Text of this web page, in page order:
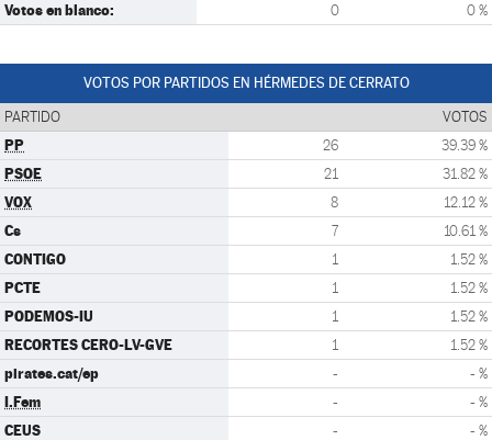
Votos en blanco: 0 0 %
VOTOS POR PARTIDOS EN HÉRMEDES DE CERRATO
PARTIDO VOTOS
PP 26 39.39 %
PSOE 21 31.82 %
VOX 8 12.12 %
Cs 7 10.61 %
CONTIGO 1 1.52 %
PCTE 1 1.52 %
PODEMOS-IU 1 1.52 %
RECORTES CERO-LV-GVE 1 1.52 %
pirates.cat/ep - - %
I.Fem - - %
CEUS - - %